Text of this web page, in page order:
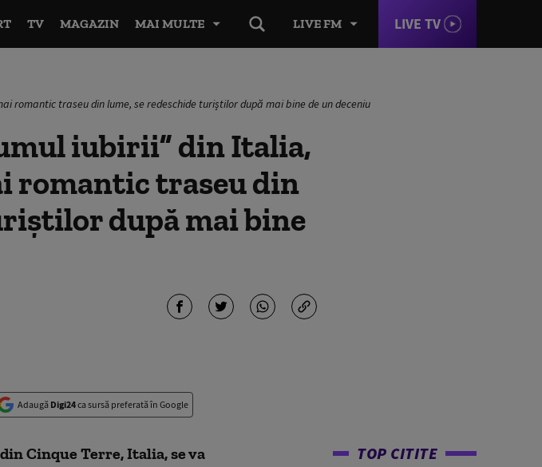
LIVE FM LIVE TV
TV MAGAZIN MAI MULTE
romantic traseu din lume, se redeschide turiștilor după mai bine de un deceniu
iubirii” din Italia,
romantic traseu din
după mai bine
Adaugă Digi24ca sursă preferată în Google
Cinque Terre, Italia, se va
TOP CITITE